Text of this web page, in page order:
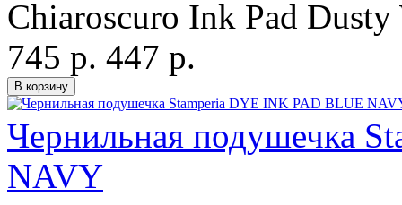
Chiaroscuro Ink Pad
745 р. 447 р.
Чернильная подушечка
NAVY